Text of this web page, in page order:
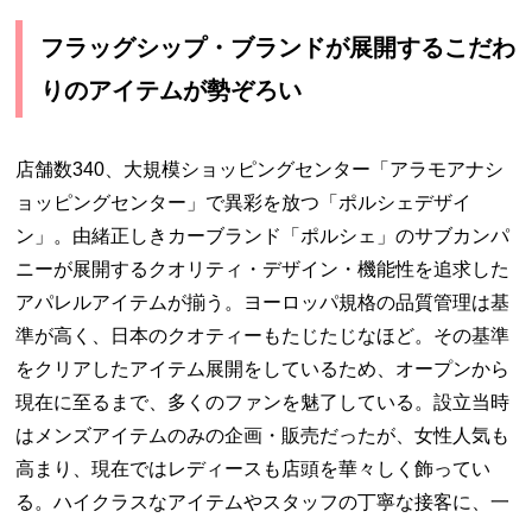
フラッグシップ・ブランドが展開するこだわ
りのアイテムが勢ぞろい
店舗数340、大規模ショッピングセンター「アラモアナシ
ョッピングセンター」で異彩を放つ「ポルシェデザイ
ン」。由緒正しきカーブランド「ポルシェ」のサブカンパ
ニーが展開するクオリティ・デザイン・機能性を追求した
アパレルアイテムが揃う。ヨーロッパ規格の品質管理は基
準が高く、日本のクオティーもたじたじなほど。その基準
をクリアしたアイテム展開をしているため、オープンから
現在に至るまで、多くのファンを魅了している。設立当時
はメンズアイテムのみの企画・販売だったが、女性人気も
高まり、現在ではレディースも店頭を華々しく飾ってい
る。ハイクラスなアイテムやスタッフの丁寧な接客に、一